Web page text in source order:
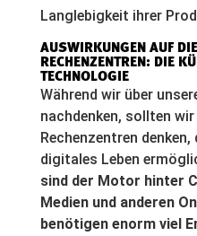
Langlebigkeit ihrer
AUSWIRKUNGEN AUF
RECHENZENTREN: DIE
TECHNOLOGIE
Während wir über
nachdenken, sollten
Rechenzentren
digitales Leben
sind der Motor hinter
Medien und anderen
benötigen enorm viel